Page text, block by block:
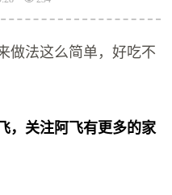
做法这么简单，好吃不
，关注阿飞有更多的家